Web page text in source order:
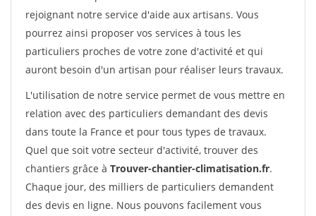
rejoignant notre service d'aide aux artisans. Vous
pourrez ainsi proposer vos services à tous les
particuliers proches de votre zone d'activité et qui
auront besoin d'un artisan pour réaliser leurs travaux.
L'utilisation de notre service permet de vous mettre en
relation avec des particuliers demandant des devis
dans toute la France et pour tous types de travaux.
Quel que soit votre secteur d'activité, trouver des
chantiers grâce à Trouver-chantier-climatisation.fr.
Chaque jour, des milliers de particuliers demandent
des devis en ligne. Nous pouvons facilement vous